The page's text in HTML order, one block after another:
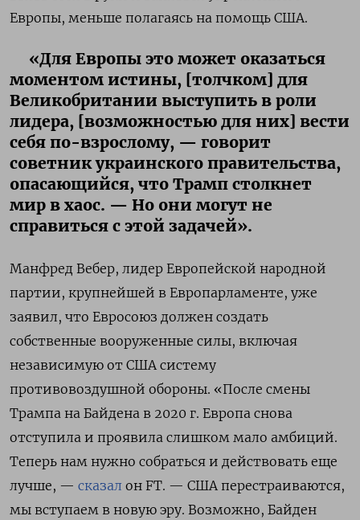
Европы, меньше полагаясь на помощь США.
«Для Европы это может оказаться
моментом истины, [толчком] для
Великобритании выступить в роли
лидера, [возможностью для них] вести
себя по-взрослому, — говорит
советник украинского правительства,
опасающийся, что Трамп столкнет
мир в хаос. — Но они могут не
справиться с этой задачей».
Манфред Вебер, лидер Европейской народной
партии, крупнейшей в Европарламенте, уже
заявил, что Евросоюз должен создать
собственные вооруженные силы, включая
независимую от США систему
противовоздушной обороны. «После смены
Трампа на Байдена в 2020 г. Европа снова
отступила и проявила слишком мало амбиций.
Теперь нам нужно собраться и действовать еще
лучше, — сказал он FT. — США перестраиваются,
мы вступаем в новую эру. Возможно, Байден